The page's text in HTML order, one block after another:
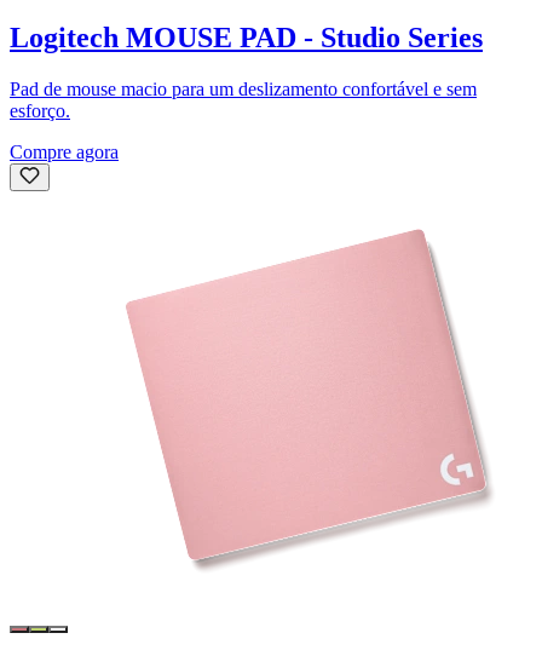
Logitech MOUSE PAD - Studio Series
Pad de mouse macio para um deslizamento confortável e sem
esforço.
Compre agora